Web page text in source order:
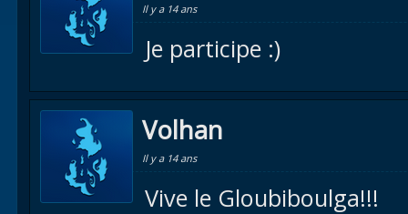
Il y a 14 ans
Je participe :)
Volhan
Il y a 14 ans
Vive le Gloubiboulga!!!